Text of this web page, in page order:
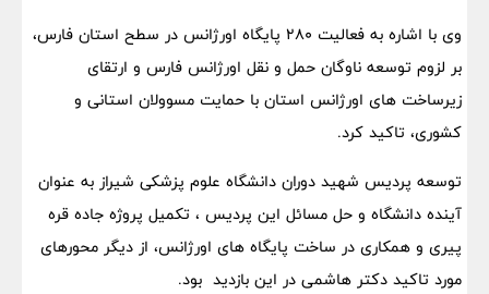
وی با اشاره به فعالیت ۲۸۰ پایگاه اورژانس در سطح استان فارس،
بر لزوم توسعه ناوگان حمل و نقل اورژانس فارس و ارتقای
زیرساخت های اورژانس استان با حمایت مسوولان استانی و
کشوری، تاکید کرد.
توسعه پردیس شهید دوران دانشگاه علوم پزشکی شیراز به عنوان
آینده دانشگاه و حل مسائل این پردیس ، تکمیل پروژه جاده قره
پیری و همکاری در ساخت پایگاه های اورژانس، از دیگر محورهای
مورد تاکید دکتر هاشمی در این بازدید بود.